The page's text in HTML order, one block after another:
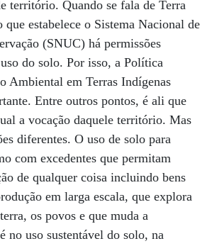
território. Quando se fala de Terra
estabelece o Sistema Nacional de
(SNUC) há permissões
do solo. Por isso, a Política
Ambiental em Terras Indígenas
Entre outros pontos, é ali que
a vocação daquele território. Mas
diferentes. O uso de solo para
com excedentes que permitam
de qualquer coisa incluindo bens
em larga escala, que explora
os povos e que muda a
no uso sustentável do solo, na